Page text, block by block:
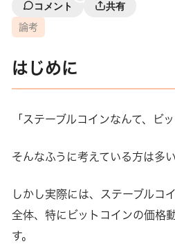
コメント
共有
論考
はじめに
「ステーブルコインなんて、ビ
そんなふうに考えている方は多
しかし実際には、ステーブルコ
全体、特にビットコインの価格
す。